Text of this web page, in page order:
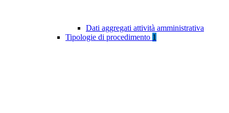
Dati aggregati attività amministrativa
Tipologie di procedimento 1